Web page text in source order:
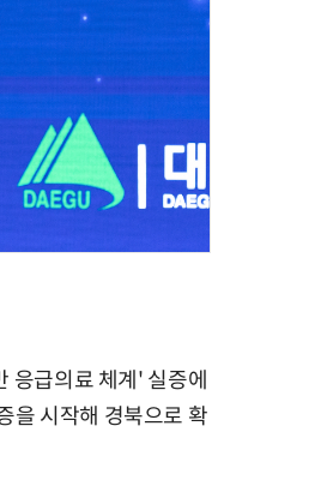
응급의료 체계' 실증에
을 시작해 경북으로 확